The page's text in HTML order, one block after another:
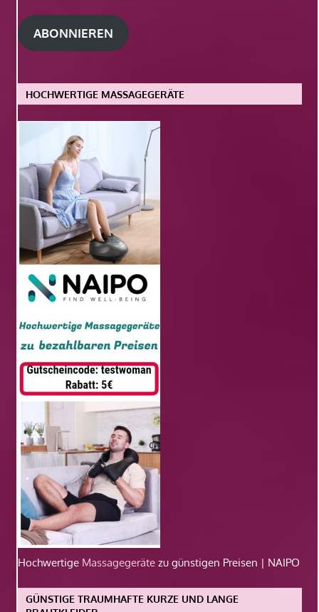
Adresse
ABONNIEREN
HOCHWERTIGE MASSAGEGERÄTE
Hochwertige Massagegeräte zu günstigen Preisen | NAIPO
GÜNSTIGE TRAUMHAFTE KURZE UND LANGE